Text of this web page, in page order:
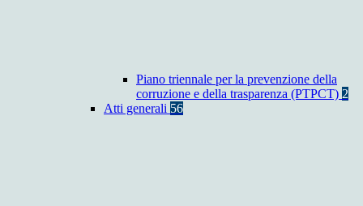
Piano triennale per la prevenzione della
corruzione e della trasparenza (PTPCT) 2
Atti generali 56